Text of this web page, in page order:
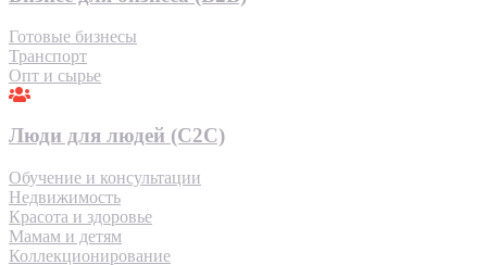
Готовые бизнесы
Транспорт
Опт и сырье
Люди для людей (С2С)
Обучение и консультации
Недвижимость
Красота и здоровье
Мамам и детям
Коллекционирование